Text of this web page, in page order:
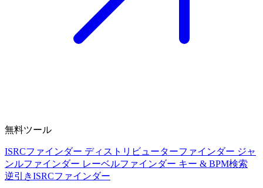
無料ツール
ISRCファインダー ディストリビューターファインダー ジャ
ンルファインダー レーベルファインダー キー & BPM検索
逆引きISRCファインダー